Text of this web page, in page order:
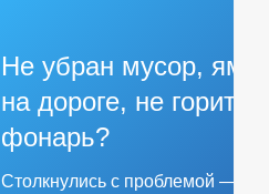
Не убран мусор, яма
на дороге, не горит
фонарь?
Столкнулись с проблемой —